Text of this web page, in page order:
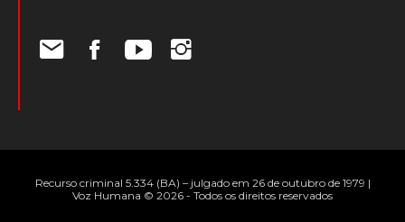
Recurso criminal 5.334 (BA) – julgado em 26 de outubro de 1979 |
Voz Humana © 2026 - Todos os direitos reservados